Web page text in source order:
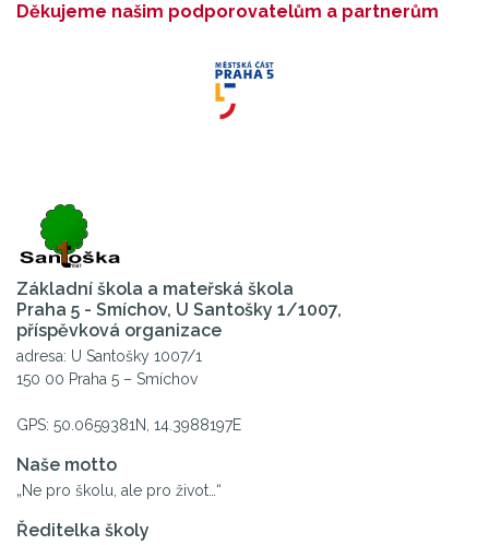
Děkujeme našim podporovatelům a partnerům
Základní škola a mateřská škola
Praha 5 - Smíchov, U Santošky 1/1007,
příspěvková organizace
adresa: U Santošky 1007/1
150 00 Praha 5 – Smíchov
GPS: 50.0659381N, 14.3988197E
Naše motto
„Ne pro školu, ale pro život…“
Ředitelka školy